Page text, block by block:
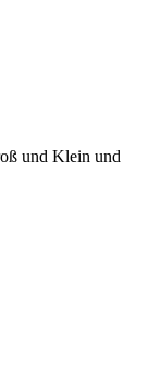
und Klein und